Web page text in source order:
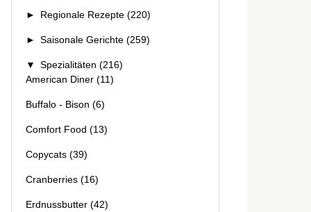
► Regionale Rezepte (220)
► Saisonale Gerichte (259)
▼ Spezialitäten (216)
American Diner (11)
Buffalo - Bison (6)
Comfort Food (13)
Copycats (39)
Cranberries (16)
Erdnussbutter (42)